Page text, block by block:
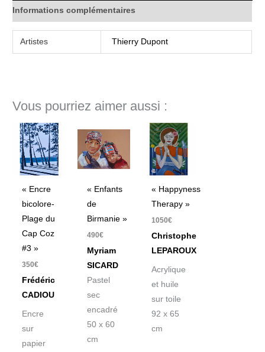
Informations complémentaires
Artistes Thierry Dupont
Vous pourriez aimer aussi :
« Encre
bicolore-
Plage du
Cap Coz
#3 »
350€
Frédéric
CADIOU
Encre
sur
papier
« Enfants
de
Birmanie »
490€
Myriam
SICARD
Pastel
sec
encadré
50 x 60
cm
« Happyness
Therapy »
1050€
Christophe
LEPAROUX
Acrylique
et huile
sur toile
92 x 65
cm